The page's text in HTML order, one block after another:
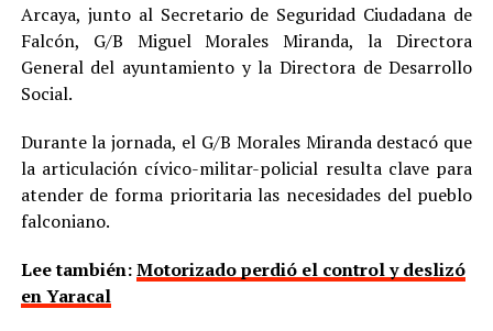
Arcaya, junto al Secretario de Seguridad Ciudadana de
Falcón, G/B Miguel Morales Miranda, la Directora
General del ayuntamiento y la Directora de Desarrollo
Social.
Durante la jornada, el G/B Morales Miranda destacó que
la articulación cívico-militar-policial resulta clave para
atender de forma prioritaria las necesidades del pueblo
falconiano.
Lee también:Motorizado perdió el control y deslizó
en Yaracal